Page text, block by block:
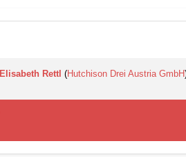
Elisabeth Rettl (Hutchison Drei Austria GmbH